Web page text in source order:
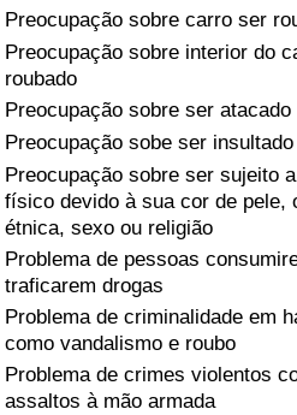
Preocupação sobre carro ser
Preocupação sobre interior do
roubado
Preocupação sobre ser atacado
Preocupação sobe ser insultado
Preocupação sobre ser sujeito
físico devido à sua cor de pele,
étnica, sexo ou religião
Problema de pessoas
traficarem drogas
Problema de criminalidade em
como vandalismo e roubo
Problema de crimes violentos
assaltos à mão armada
Indicador de Saúde (Atual)
Indicador de Saúde
Indicador de Saúde por País
Poluição
Indicador de Poluição (Atual)
Índice de poluição
Indicador de Poluição por